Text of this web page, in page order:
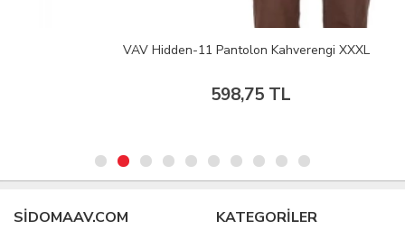
VAV Hidden-11 Pantolon Kahverengi XXXL
598,75 TL
SIDOMAAV.COM KATEGORİLER